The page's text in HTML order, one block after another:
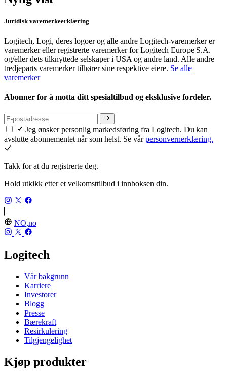
Juridisk varemerkeerklæring
Logitech, Logi, deres logoer og alle andre Logitech-varemerker er
varemerker eller registrerte varemerker for Logitech Europe S.A.
og/eller dets tilknyttede selskaper i USA og andre land. Alle andre
tredjeparts varemerker tilhører sine respektive eiere. Se alle
varemerker
Abonner for å motta ditt spesialtilbud og eksklusive fordeler.
Jeg ønsker personlig markedsføring fra Logitech. Du kan
avslutte abonnementet når som helst. Se vårpersonvernerklæring.
Takk for at du registrerte deg.
Hold utkikk etter et velkomsttilbud i innboksen din.
NO,no
Logitech
Vår bakgrunn
Karriere
Investorer
Blogg
Presse
Bærekraft
Resirkulering
Tilgjengelighet
Kjøp produkter